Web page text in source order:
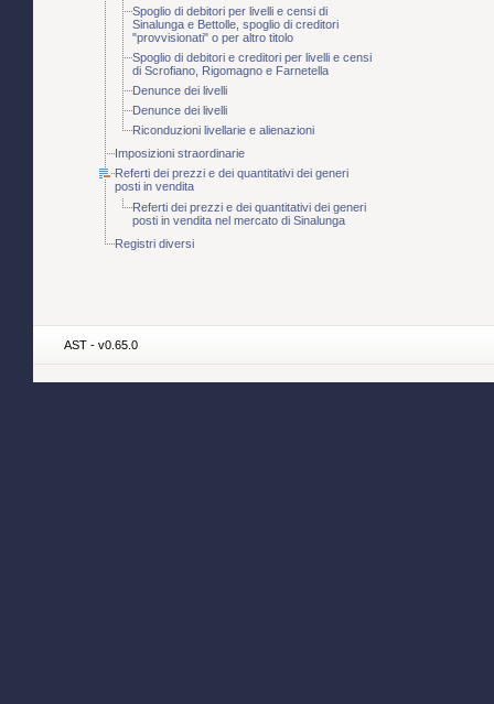
Spoglio di debitori per livelli e censi di
Sinalunga e Bettolle, spoglio di creditori
"provvisionati" o per altro titolo
Spoglio di debitori e creditori per livelli e censi
di Scrofiano, Rigomagno e Farnetella
Denunce dei livelli
Denunce dei livelli
Riconduzioni livellarie e alienazioni
Imposizioni straordinarie
Referti dei prezzi e dei quantitativi dei generi
posti in vendita
Referti dei prezzi e dei quantitativi dei generi
posti in vendita nel mercato di Sinalunga
Registri diversi
AST - v0.65.0